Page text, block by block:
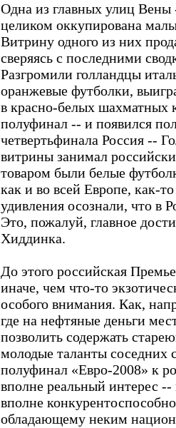
Одна из главных улиц
целиком оккупирована
Витрину одного из них
сверяясь с последними
Разгромили голландцы
оранжевые футболки,
в красно-белых шахматных
полуфинал -- и появился
четвертьфинала Россия --
витрины занимал
товаром были белые
как и во всей Европе, как-
удивления осознали, что в
Это, пожалуй, главное
Хиддинка.
До этого российская
иначе, чем что-то
особого внимания. Как,
где на нефтяные деньги
позволить содержать
молодые таланты соседних
полуфинал «Евро-2008» к
вполне реальный интерес --
вполне
обладающему неким